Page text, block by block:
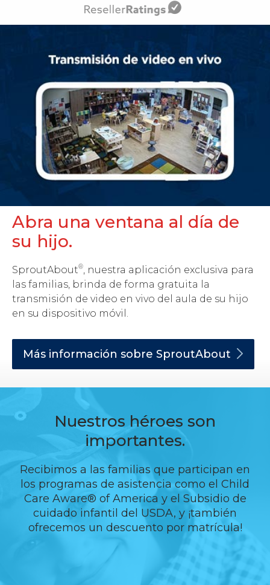
Abra una ventana al día de
su hijo.
SproutAbout®
, nuestra aplicación exclusiva para
las familias, brinda de forma gratuita la
transmisión de video en vivo del aula de su hijo
en su dispositivo móvil.
Más información sobre SproutAbout
Nuestros héroes son
importantes.
Recibimos a las familias que participan en
los programas de asistencia como el Child
Care Aware® of America y el Subsidio de
cuidado infantil del USDA, y ¡también
ofrecemos un descuento por matrícula!